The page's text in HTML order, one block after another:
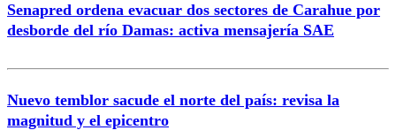
Correo
Senapred ordena evacuar dos sectores de Carahue por
desborde del río Damas: activa mensajería SAE
Nuevo temblor sacude el norte del país: revisa la
magnitud y el epicentro